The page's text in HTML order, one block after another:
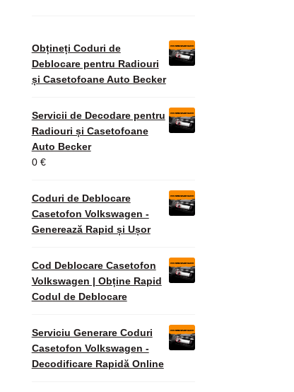
Obțineți Coduri de
Deblocare pentru Radiouri
și Casetofoane Auto Becker
Servicii de Decodare pentru
Radiouri și Casetofoane
Auto Becker
0 €
Coduri de Deblocare
Casetofon Volkswagen -
Generează Rapid și Ușor
Cod Deblocare Casetofon
Volkswagen | Obține Rapid
Codul de Deblocare
Serviciu Generare Coduri
Casetofon Volkswagen -
Decodificare Rapidă Online